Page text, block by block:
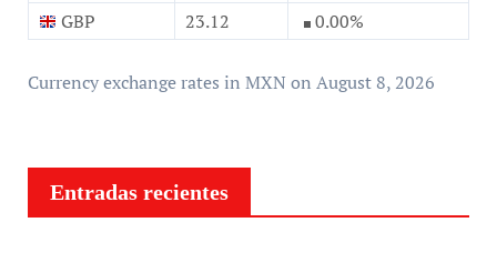
GBP
23.12 0.00%
Currency exchange rates in MXN on August 8, 2026
Entradas recientes